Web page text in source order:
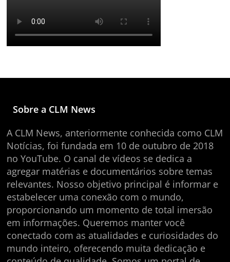
Sobre a CLM News
A CLM News, anteriormente conhecida como CLM
Notícias, foi fundada em 10 de outubro de 2018
no YouTube. O canal de vídeos se dedica a
agregar matérias e documentários sobre temas
relevantes. Nosso objetivo principal é informar e
estabelecer uma conexão com o mundo,
proporcionando um momento de total imersão
em informações. Queremos manter você
conectado com as atualidades e curiosidades do
mundo inteiro, oferecendo muita dedicação e